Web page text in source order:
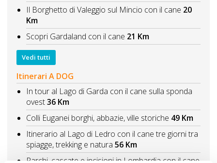
Il Borghetto di Valeggio sul Mincio con il cane 20
Km
Scopri Gardaland con il cane 21 Km
Vedi tutti
Itinerari A DOG
In tour al Lago di Garda con il cane sulla sponda
ovest36 Km
Colli Euganei borghi, abbazie, ville storiche 49 Km
Itinerario al Lago di Ledro con il cane tre giorni tra
spiagge, trekking e natura 56 Km
Parchi, cascate e incisioni in Lombardia con il cane